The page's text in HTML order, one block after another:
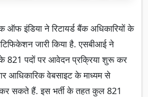
ऑफ इंडिया ने रिटायर्ड बैंक अधिकारियों के
जारी किया है. एसबीआई ने
821 पदों पर आवेदन प्रक्रिया शुरू कर
आधिकारिक वेबसाइट के माध्यम से
सकते हैं. इस भर्ती के तहत कुल 821